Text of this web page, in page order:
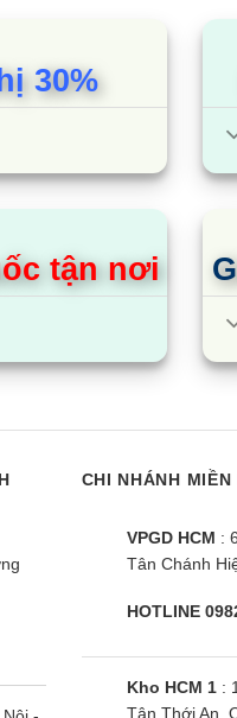
30%
tận nơi
CHI NHÁNH MIỀN
VPGD HCM :
Tân Chánh
HOTLINE
Kho HCM 1:
Tân Thới An,